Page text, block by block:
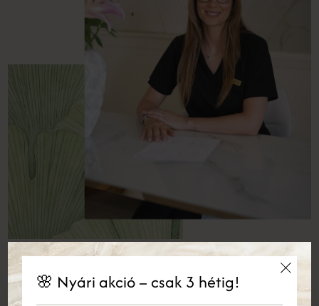
Rólunk
Dr. Beke Dóra és csapata
🌸 Nyári akció – csak 3 hétig!